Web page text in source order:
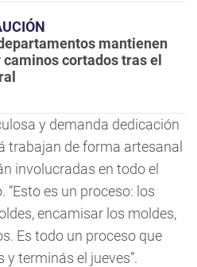
mantienen
caminos cortados tras el
y demanda dedicación
trabajan de forma artesanal
involucradas en todo el
“Esto es un proceso: los
encamisar los moldes,
Es todo un proceso que
terminás el jueves”.